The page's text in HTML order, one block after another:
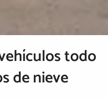
todo
de nieve